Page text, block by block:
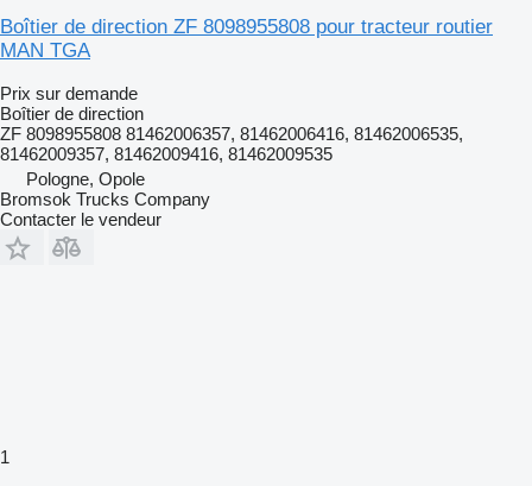
Boîtier de direction ZF 8098955808 pour tracteur routier
MAN TGA
Prix sur demande
Boîtier de direction
ZF 8098955808 81462006357, 81462006416, 81462006535,
81462009357, 81462009416, 81462009535
Pologne, Opole
Bromsok Trucks Company
Contacter le vendeur
1